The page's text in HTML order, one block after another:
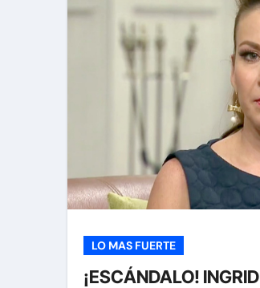
LO MAS FUERTE
¡ESCÁNDALO! INGRID